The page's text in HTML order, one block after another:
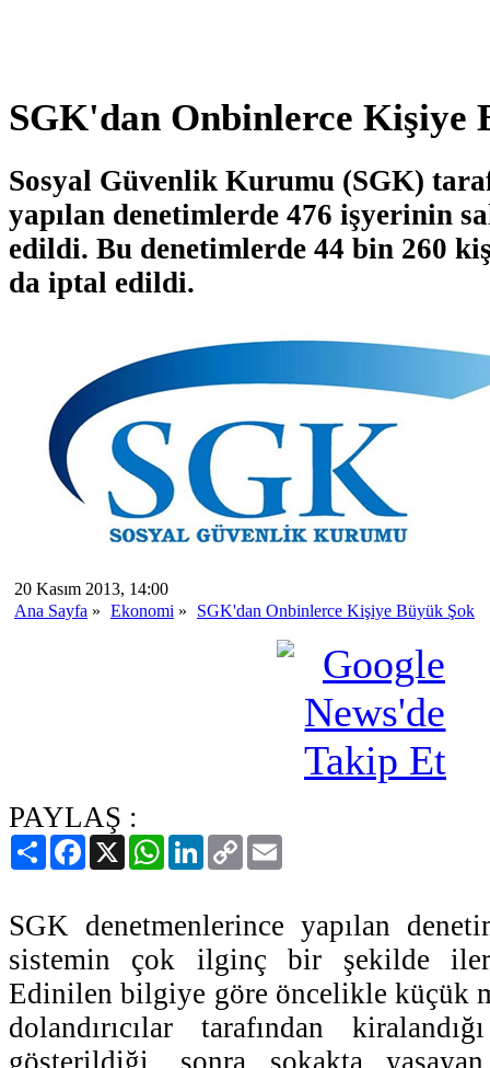
SGK'dan Onbinlerce Kişiye
Sosyal Güvenlik Kurumu (SGK)
yapılan denetimlerde 476 işyerinin
edildi. Bu denetimlerde 44 bin 260
da iptal edildi.
20 Kasım 2013, 14:00
Ana Sayfa » Ekonomi » SGK'dan Onbinlerce Kişiye Büyük Şok
PAYLAŞ :
PaylaşFacebook
X WhatsAppLinkedIn
Copy
Link
SGK denetmenlerince yapılan
sistemin çok ilginç bir şekilde
Edinilen bilgiye göre öncelikle küçük
dolandırıcılar tarafından
gösterildiği, sonra sokakta